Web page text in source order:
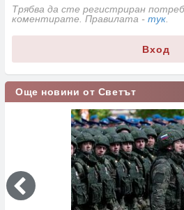
Трябва да сте регистриран
коментирате. Правилата - тук
Вход
Още новини от Светът